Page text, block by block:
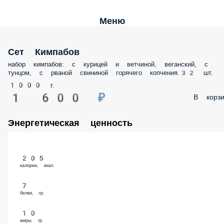
Меню
Сет Кимпабов
набор кимпабов: с курицей и ветчиной, веганский, с тунцом, с рваной
свининой горячего копчения.32 шт.
1000 г.
1 600 ₽ В
Энергетическая ценность
205
калории, ккал.
7
белки, гр.
10
жиры, гр.